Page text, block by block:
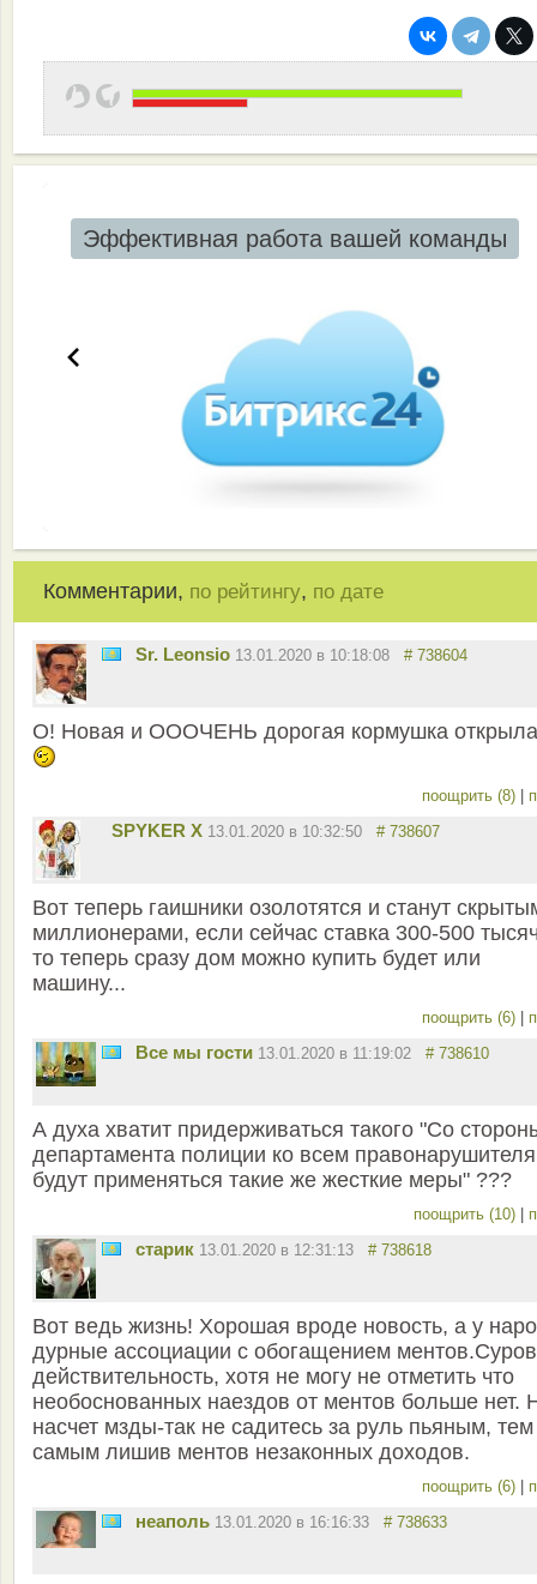
Эффективная работа вашей команды
Комментарии, по рейтингу, по дате
Sr. Leonsio 13.01.2020 в 10:18:08 # 738604
О! Новая и ОООЧЕНЬ дорогая кормушка
поощрить (8)
SPYKER X 13.01.2020 в 10:32:50 # 738607
Вот теперь гаишники озолотятся и станут
миллионерами, если сейчас ставка 300-500
то теперь сразу дом можно купить будет или
машину...
поощрить (6)
Все мы гости 13.01.2020 в 11:19:02 # 738610
А духа хватит придерживаться такого "Со
департамента полиции ко всем
будут применяться такие же жесткие меры" ???
поощрить (10)
старик 13.01.2020 в 12:31:13 # 738618
Вот ведь жизнь! Хорошая вроде новость, а у
дурные ассоциации с обогащением
действительность, хотя не могу не отметить что
необоснованных наездов от ментов больше нет.
насчет мзды-так не садитесь за руль пьяным, тем
самым лишив ментов незаконных доходов.
поощрить (6)
неаполь 13.01.2020 в 16:16:33 # 738633